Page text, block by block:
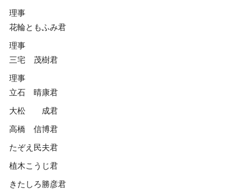
理事
花輪ともふみ君
理事
三宅 茂樹君
理事
立石 晴康君
大松 成君
高橋 信博君
たぞえ民夫君
植木こうじ君
きたしろ勝彦君